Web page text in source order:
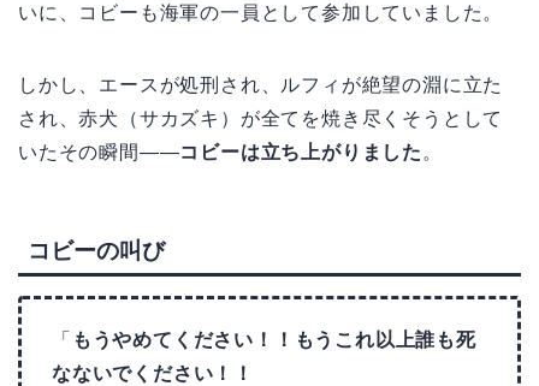
いに、コビーも海軍の一員として参加していました。
しかし、エースが処刑され、ルフィが絶望の淵に立た
され、赤犬（サカズキ）が全てを焼き尽くそうとして
いたその瞬間——コビーは立ち上がりました 。
コビーの叫び
「 もうやめてください！！もうこれ以上誰も死
なないでください！！